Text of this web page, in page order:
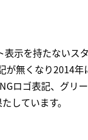
示を持たない
無くなり2014
ロゴ表記、グリ
しています。